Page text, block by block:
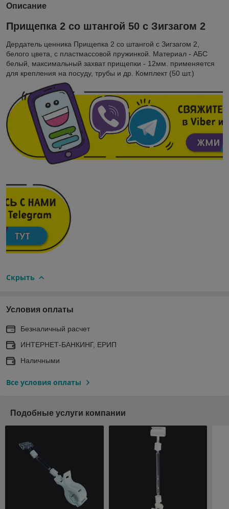
Описание
Прищепка 2 со штангой 50 с Зигзагом 2
Дердатель ценника Прищепка 2 со штангой с Зигзагом 2,
белого цвета, с пластмассовой пружинкой. Материал - АБС
белый, максимальный захват прищепки - 12мм. применяется
для крепления на посуду, трубы и др. Комплект (50 шт.)
Скрыть
Условия оплаты
Безналичный расчет
ИНТЕРНЕТ-БАНКИНГ, ЕРИП
Наличными
Все условия оплаты
Подобные услуги компании